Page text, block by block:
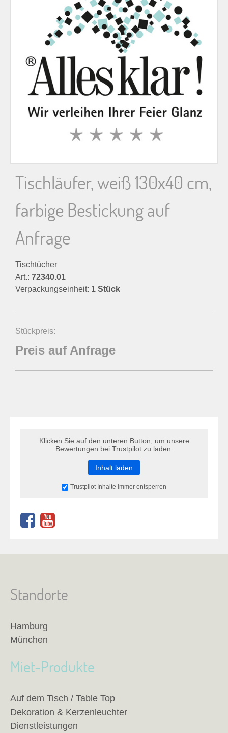
a
h
Tischläufer, weiß 130x40 cm,
farbige Bestickung auf
Anfrage
Tischtücher
Art.: 72340.01
Verpackungseinheit: 1 Stück
Stückpreis:
Preis auf Anfrage
Klicken Sie auf den unteren Button, um unsere
Bewertungen bei Trustpilot zu laden.
Inhalt laden
Trustpilot Inhalte immer entsperren
Standorte
Hamburg
München
Miet-Produkte
Auf dem Tisch / Table Top
Dekoration & Kerzenleuchter
Dienstleistungen